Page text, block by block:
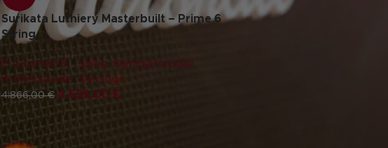
Surikata Luthiery Masterbuilt – Prime 6
String
E-Gitarren 6 - saitig Sammlerstücke
Professionals
Sonstige
4.866,00€ 4.635,00 €